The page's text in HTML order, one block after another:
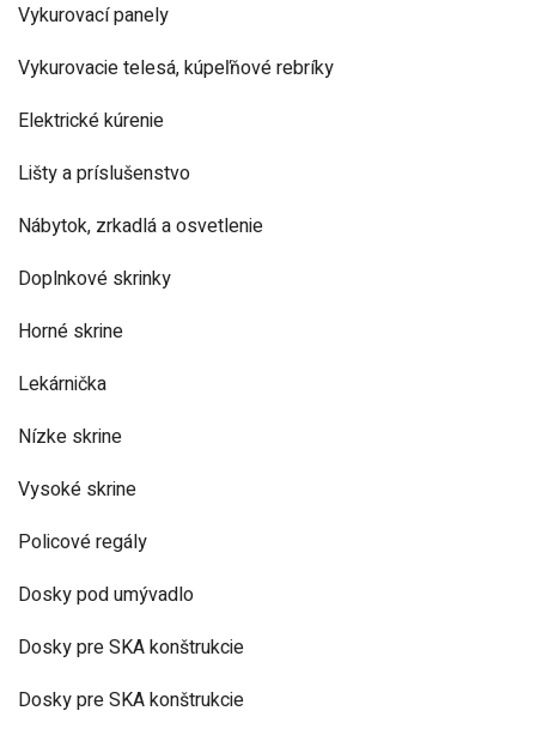
Vykurovací panely
Vykurovacie telesá, kúpeľňové rebríky
Elektrické kúrenie
Lišty a príslušenstvo
Nábytok, zrkadlá a osvetlenie
Doplnkové skrinky
Horné skrine
Lekárnička
Nízke skrine
Vysoké skrine
Policové regály
Dosky pod umývadlo
Dosky pre SKA konštrukcie
Dosky pre SKA konštrukcie